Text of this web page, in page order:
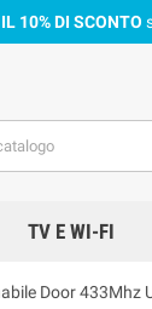
10% DI SCONTO
TV E WI-FI
Door 433Mhz